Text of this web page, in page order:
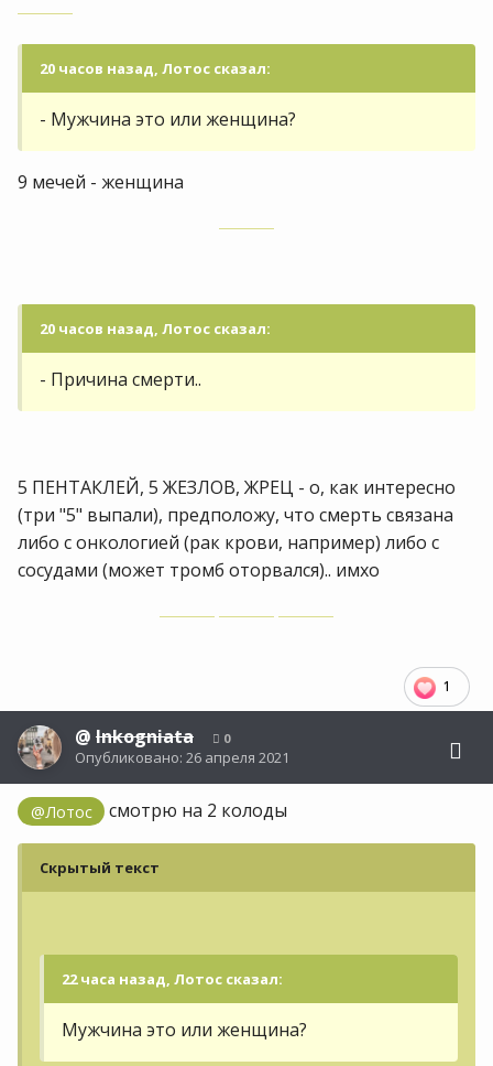
20 часов назад, Лотос сказал:
- Мужчина это или женщина?
9 мечей - женщина
20 часов назад, Лотос сказал:
- Причина смерти..
5 ПЕНТАКЛЕЙ, 5 ЖЕЗЛОВ, ЖРЕЦ - о, как интересно
(три "5" выпали), предположу, что смерть связана
либо с онкологией (рак крови, например) либо с
сосудами (может тромб оторвался).. имхо
1
@ Inkogniata 0
Опубликовано: 26 апреля 2021
@Лотос смотрю на 2 колоды
Скрытый текст
22 часа назад, Лотос сказал:
Мужчина это или женщина?